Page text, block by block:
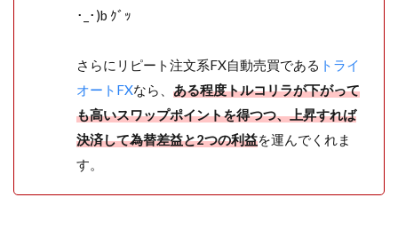
･_･)b ｸﾞｯ
さらにリピート注文系FX自動売買である トライ
オートFXなら、 ある程度トルコリラが下がって
も高いスワップポイントを得つつ、上昇すれば
決済して為替差益と2つの利益を運んでくれま
す。